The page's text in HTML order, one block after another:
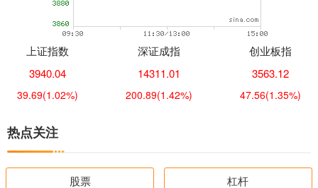
上证指数
3940.04
39.69(1.02%)
深证成指
14311.01
200.89(1.42%)
创业板指
3563.12
47.56(1.35%)
热点关注
股票 杠杆